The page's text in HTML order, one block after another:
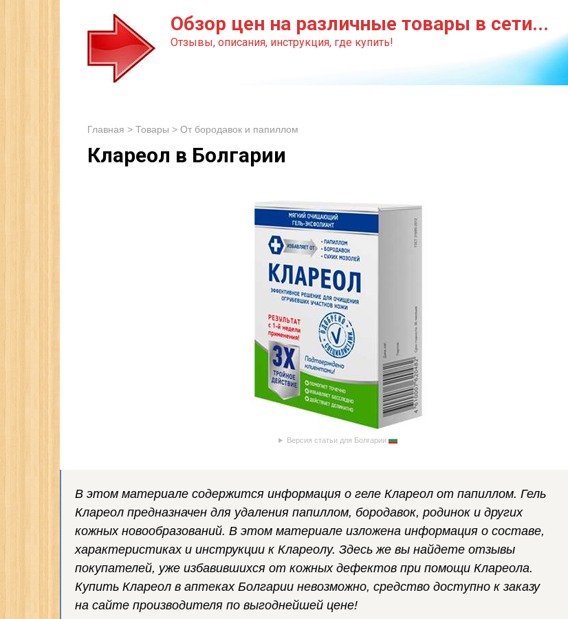
Обзор цен на различные товары в сети...
Отзывы, описания, инструкция, где купить!
Главная > Товары > От бородавок и папиллом
Клареол в Болгарии
Версия статьи для Болгарии
В этом материале содержится информация о геле Клареол от папиллом. Гель
Клареол предназначен для удаления папиллом, бородавок, родинок и других
кожных новообразований. В этом материале изложена информация о составе,
характеристиках и инструкции к Клареолу. Здесь же вы найдете отзывы
покупателей, уже избавившихся от кожных дефектов при помощи Клареола.
Купить Клареол в аптеках Болгарии невозможно, средство доступно к заказу
на сайте производителя по выгоднейшей цене!